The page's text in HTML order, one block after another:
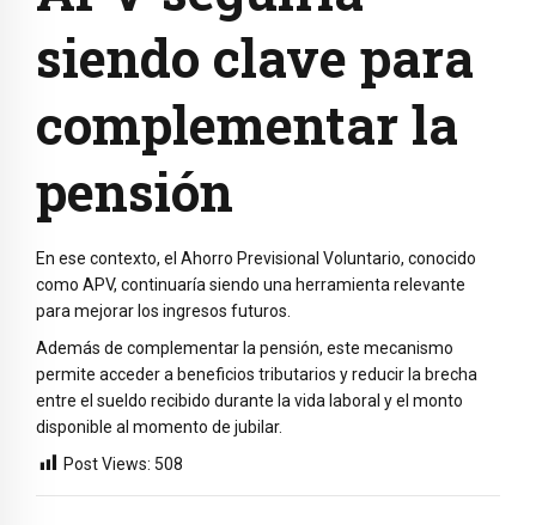
siendo clave para
complementar la
pensión
En ese contexto, el Ahorro Previsional Voluntario, conocido
como APV, continuaría siendo una herramienta relevante
para mejorar los ingresos futuros.
Además de complementar la pensión, este mecanismo
permite acceder a beneficios tributarios y reducir la brecha
entre el sueldo recibido durante la vida laboral y el monto
disponible al momento de jubilar.
Post Views: 508